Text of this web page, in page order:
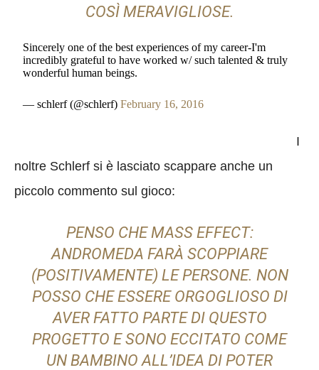
COSÌ MERAVIGLIOSE.
Sincerely one of the best experiences of my career-I'm
incredibly grateful to have worked w/ such talented & truly
wonderful human beings.
— schlerf (@schlerf)February 16, 2016
I
noltre Schlerf si è lasciato scappare anche un
piccolo commento sul gioco:
PENSO CHE MASS EFFECT:
ANDROMEDA FARÀ SCOPPIARE
(POSITIVAMENTE) LE PERSONE. NON
POSSO CHE ESSERE ORGOGLIOSO DI
AVER FATTO PARTE DI QUESTO
PROGETTO E SONO ECCITATO COME
UN BAMBINO ALL’IDEA DI POTER